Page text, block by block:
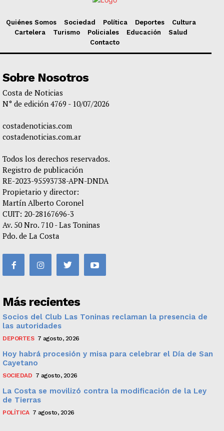
Quiénes Somos Sociedad Política Deportes
Cultura
Cartelera
Turismo Policiales Educación
Salud
Contacto
Sobre Nosotros
Costa de Noticias
N° de edición 4769 - 10/07/2026
costadenoticias.com
costadenoticias.com.ar
Todos los derechos reservados.
Registro de publicación
RE-2023-95593738-APN-DNDA
Propietario y director:
Martín Alberto Coronel
CUIT: 20-28167696-3
Av. 50 Nro. 710 - Las Toninas
Pdo. de La Costa
Más recientes
Socios del Club Las Toninas reclaman la presencia de
las autoridades
DEPORTES 7 agosto, 2026
Hoy habrá procesión y misa para celebrar el Día de San
Cayetano
SOCIEDAD 7 agosto, 2026
La Costa se movilizó contra la modificación de la Ley
de Tierras
POLÍTICA 7 agosto, 2026